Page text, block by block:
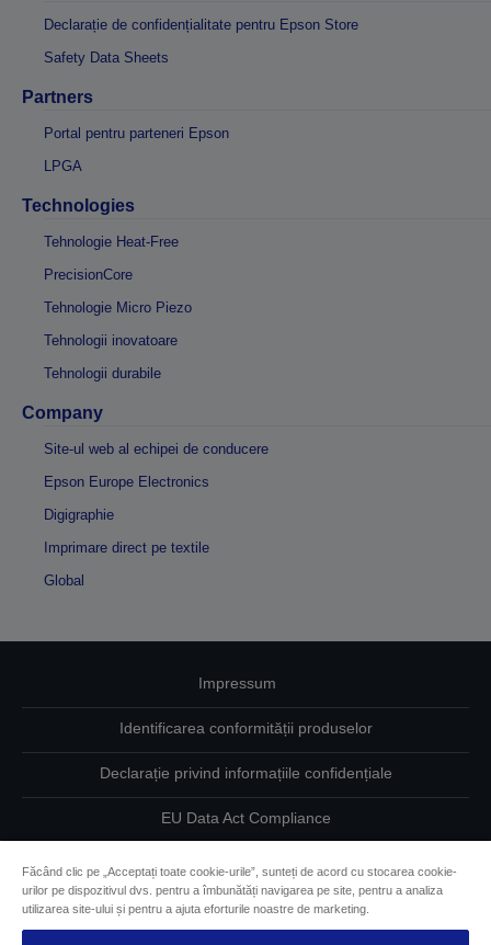
Declarație de confidențialitate pentru Epson Store
Safety Data Sheets
Partners
Portal pentru parteneri Epson
LPGA
Technologies
Tehnologie Heat-Free
PrecisionCore
Tehnologie Micro Piezo
Tehnologii inovatoare
Tehnologii durabile
Company
Site-ul web al echipei de conducere
Epson Europe Electronics
Digigraphie
Imprimare direct pe textile
Global
Impressum
Identificarea conformității produselor
Declarație privind informațiile confidențiale
EU Data Act Compliance
Informaţii despre modulele cookie
Făcând clic pe „Acceptați toate cookie-urile”, sunteți de acord cu stocarea cookie-
urilor pe dispozitivul dvs. pentru a îmbunătăți navigarea pe site, pentru a analiza
utilizarea site-ului și pentru a ajuta eforturile noastre de marketing.